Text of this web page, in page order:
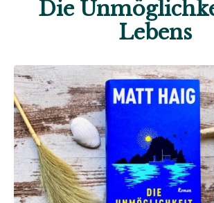
Die
Lebens